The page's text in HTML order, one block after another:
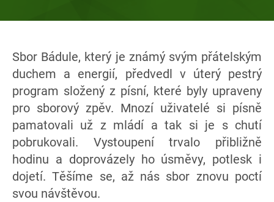
Sbor Bádule, který je známý svým přátelským
duchem a energií, předvedl v úterý pestrý
program složený z písní, které byly upraveny
pro sborový zpěv. Mnozí uživatelé si písně
pamatovali už z mládí a tak si je s chutí
pobrukovali. Vystoupení trvalo přibližně
hodinu a doprovázely ho úsměvy, potlesk i
dojetí. Těšíme se, až nás sbor znovu poctí
svou návštěvou.